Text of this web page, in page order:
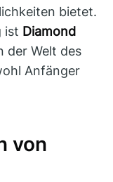
bietet.
ist Diamond
der Welt des
Anfänger
von